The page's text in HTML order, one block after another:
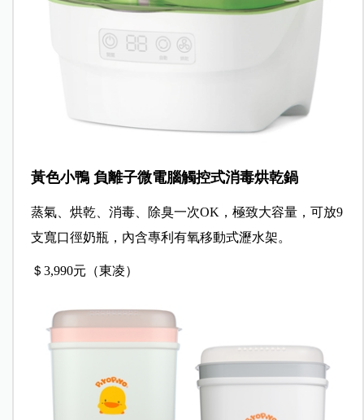
黃色小鴨 負離子微電腦觸控式消毒烘乾鍋
蒸氣、烘乾、消毒、除臭一次OK，極致大容量，可放9
支寬口徑奶瓶，內含專利有氧移動式瀝水架。
＄3,990元（東凌）